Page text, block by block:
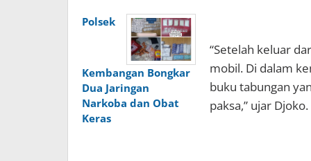
Polsek
Kembangan Bongkar
Dua Jaringan
Narkoba dan Obat
Keras
“Setelah keluar
mobil. Di dalam
buku tabungan
paksa,” ujar Djoko.